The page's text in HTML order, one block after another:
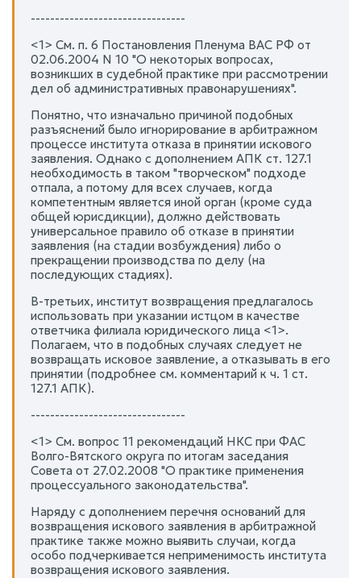
--------------------------------
<1> См. п. 6 Постановления Пленума ВАС РФ от
02.06.2004 N 10 "О некоторых вопросах,
возникших в судебной практике при рассмотрении
дел об административных правонарушениях".
Понятно, что изначально причиной подобных
разъяснений было игнорирование в арбитражном
процессе института отказа в принятии искового
заявления. Однако с дополнением АПК ст. 127.1
необходимость в таком "творческом" подходе
отпала, а потому для всех случаев, когда
компетентным является иной орган (кроме суда
общей юрисдикции), должно действовать
универсальное правило об отказе в принятии
заявления (на стадии возбуждения) либо о
прекращении производства по делу (на
последующих стадиях).
В-третьих, институт возвращения предлагалось
использовать при указании истцом в качестве
ответчика филиала юридического лица <1>.
Полагаем, что в подобных случаях следует не
возвращать исковое заявление, а отказывать в его
принятии (подробнее см. комментарий к ч. 1 ст.
127.1 АПК).
--------------------------------
<1> См. вопрос 11 рекомендаций НКС при ФАС
Волго-Вятского округа по итогам заседания
Совета от 27.02.2008 "О практике применения
процессуального законодательства".
Наряду с дополнением перечня оснований для
возвращения искового заявления в арбитражной
практике также можно выявить случаи, когда
особо подчеркивается неприменимость института
возвращения искового заявления.